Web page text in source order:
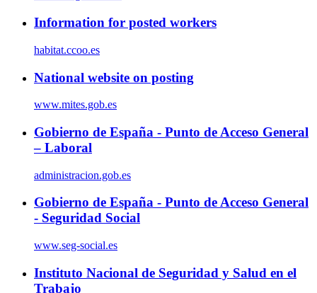
Information for posted workers
habitat.ccoo.es
National website on posting
www.mites.gob.es
Gobierno de España - Punto de Acceso General
– Laboral
administracion.gob.es
Gobierno de España - Punto de Acceso General
- Seguridad Social
www.seg-social.es
Instituto Nacional de Seguridad y Salud en el
Trabajo